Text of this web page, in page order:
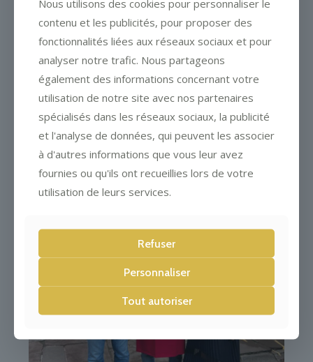
une vingtaine d’années. Car rendre
hommage à ce grand cuisinier est un
honneur et un devoir. Faire connaitre et
partager ses valeurs, placer au cœur du
projet la formation et la transmission,
contribue à faire vivre sa mémoire
culinaire .
Nous utilisons des cookies pour personnaliser le
contenu et les publicités, pour proposer des
fonctionnalités liées aux réseaux sociaux et pour
analyser notre trafic. Nous partageons
également des informations concernant votre
utilisation de notre site avec nos partenaires
spécialisés dans les réseaux sociaux, la publicité
et l'analyse de données, qui peuvent les associer
à d'autres informations que vous leur avez
fournies ou qu'ils ont recueillies lors de votre
utilisation de leurs services.
Refuser
Personnaliser
Tout autoriser